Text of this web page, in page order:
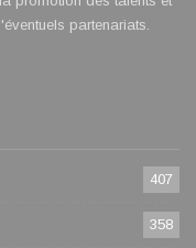
partenariats.
407
358